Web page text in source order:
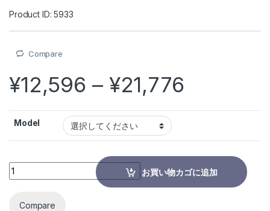
Product ID: 5933
Compare
¥12,596 – ¥21,776
Model
熱い販売！405/450/488/505/520/638nm 緑色/青色/赤色 レーザ
お買い物カゴに追加
Compare